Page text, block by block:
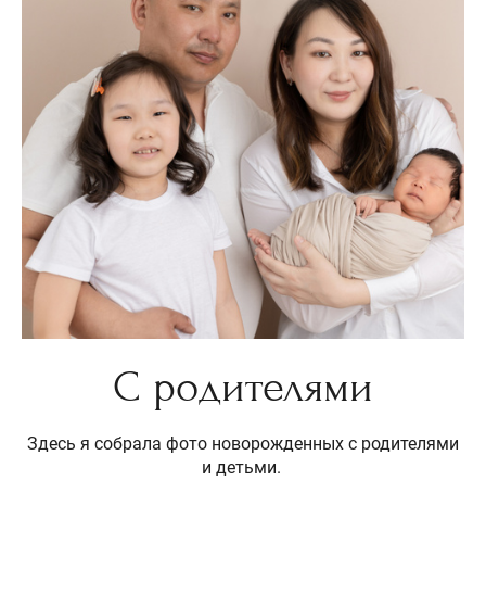
С родителями
Здесь я собрала фото новорожденных с родителями
и детьми.